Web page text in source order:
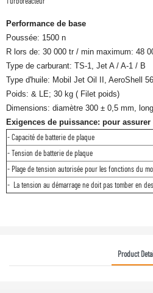
Performance de base
Poussée: 1500 n
R lors de: 30 000 tr / min maximum: 48
Type de carburant: TS-1, Jet A / A-1 / B
Type d'huile: Mobil Jet Oil II, AeroShell
Poids: & LE; 30 kg ( Filet poids)
Dimensions: diamètre 300 ± 0,5 mm,
Exigences de puissance: pour
- Capacité de batterie de plaque
- Tension de batterie de plaque
- Plage de tension autorisée pour les fonctions du
- La tension au démarrage ne doit pas tomber en
Product